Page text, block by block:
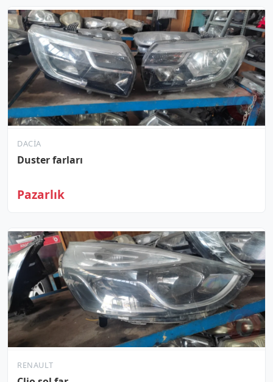
DACIA
Duster farları
Pazarlık
RENAULT